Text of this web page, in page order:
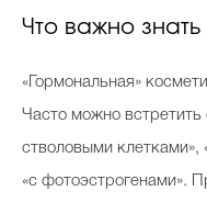
Что важно знать
«Гормональная»
Часто можно встретить
стволовыми клетками»,
«с фотоэстрогенами».